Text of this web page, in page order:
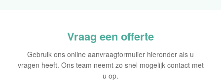
Vraag een offerte
Gebruik ons online aanvraagformulier hieronder als u
vragen heeft. Ons team neemt zo snel mogelijk contact met
u op.